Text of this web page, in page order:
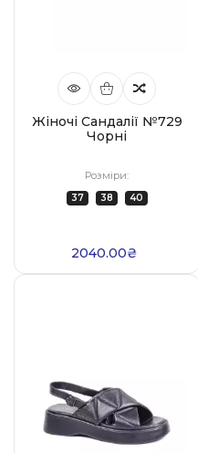
Жіночі Сандалії №729
Чорні
Розміри:
37 38 40
2040.00₴